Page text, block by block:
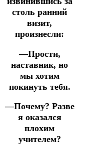
столь ранний
визит,
произнесли:
—Прости,
наставник, но
мы хотим
покинуть тебя.
—Почему? Разве
я оказался
плохим
учителем?